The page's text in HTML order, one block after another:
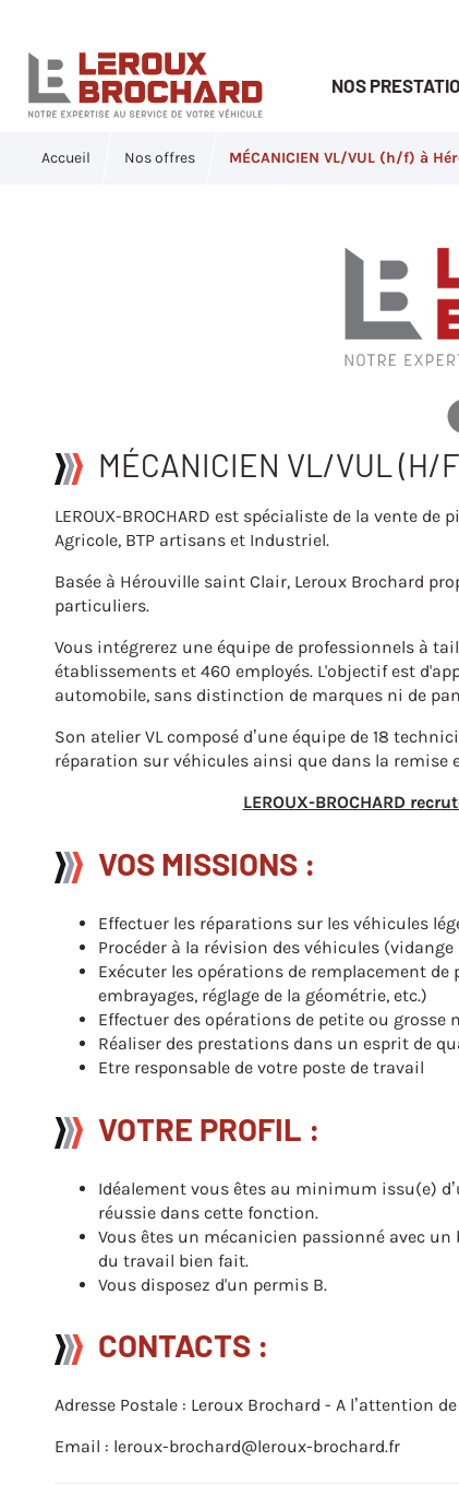
NOS
Accueil Nos offres MÉCANICIEN VL/VUL (h/f) à
MÉCANICIEN VL/VUL (H/
LEROUX-BROCHARD est spécialiste de la vente
Agricole, BTP artisans et Industriel.
Basée à Hérouville saint Clair, Leroux Brochard
particuliers.
Vous intégrerez une équipe de professionnels à
établissements et 460 employés. L'objectif est
automobile, sans distinction de marques ni de
Son atelier VL composé d’une équipe de 18
réparation sur véhicules ainsi que dans la remise
LEROUX-BROCHARD
VOS MISSIONS :
Effectuer les réparations sur les véhicules
Procéder à la révision des véhicules
Exécuter les opérations de remplacement
embrayages, réglage de la géométrie, etc.)
Effectuer des opérations de petite ou grosse
Réaliser des prestations dans un esprit de
Etre responsable de votre poste de travail
VOTRE PROFIL :
Idéalement vous êtes au minimum issu(e)
réussie dans cette fonction.
Vous êtes un mécanicien passionné avec
du travail bien fait.
Vous disposez d'un permis B.
CONTACTS :
Adresse Postale : Leroux Brochard - A l’attention de
Email : leroux-brochard@leroux-brochard.fr